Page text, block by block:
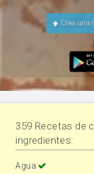
Crea una
359 Recetas de
ingredientes:
Agua